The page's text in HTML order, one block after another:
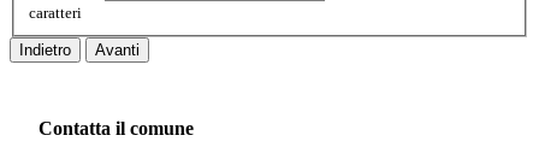
caratteri
Indietro Avanti
Contatta il comune